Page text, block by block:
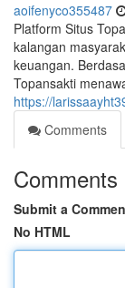
aoifenyco355487
Platform Situs
kalangan
keuangan.
Topansakti
https://
Comments
Comments
Submit a
No HTML